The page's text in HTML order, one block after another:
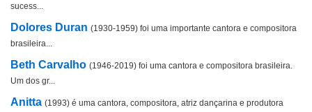
sucess...
Dolores Duran (1930-1959) foi uma importante cantora e compositora
brasileira...
Beth Carvalho (1946-2019) foi uma cantora e compositora brasileira.
Um dos gr...
Anitta (1993) é uma cantora, compositora, atriz dançarina e produtora